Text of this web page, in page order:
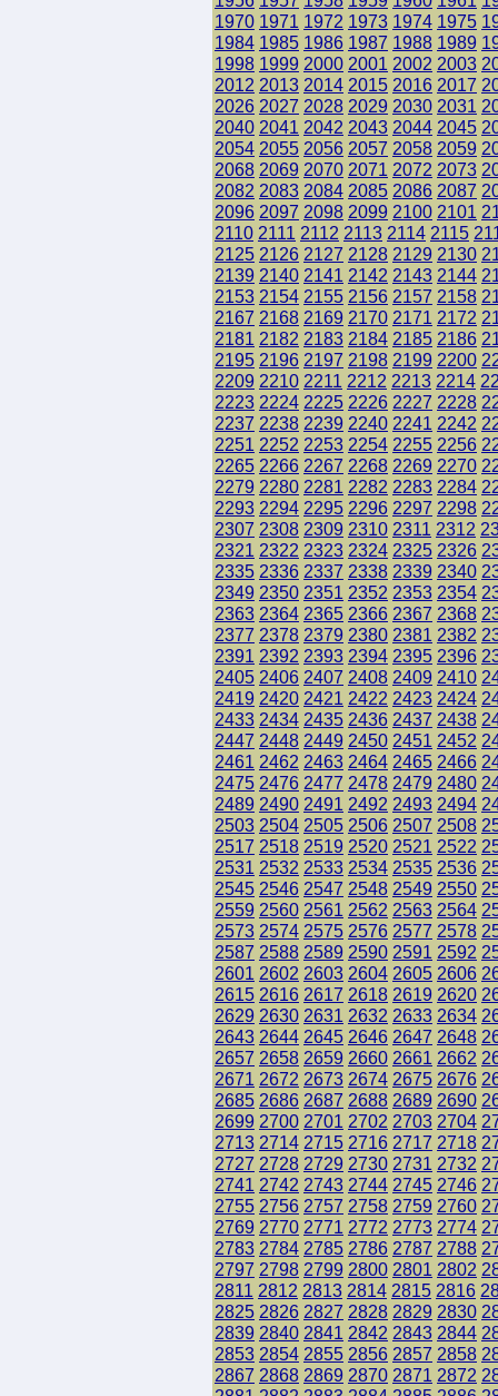
1970 1971 1972 1973 1974 1975
1984 1985 1986 1987 1988 1989
1998 1999 2000 2001 2002 2003
2012 2013 2014 2015 2016 2017
2026 2027 2028 2029 2030 2031
2040 2041 2042 2043 2044 2045
2054 2055 2056 2057 2058 2059
2068 2069 2070 2071 2072 2073
2082 2083 2084 2085 2086 2087
2096 2097 2098 2099 2100 2101
2110 2111 2112 2113 2114 2115
2125 2126 2127 2128 2129 2130
2139 2140 2141 2142 2143 2144
2153 2154 2155 2156 2157 2158
2167 2168 2169 2170 2171 2172
2181 2182 2183 2184 2185 2186
2195 2196 2197 2198 2199 2200
2209 2210 2211 2212 2213 2214
2223 2224 2225 2226 2227 2228
2237 2238 2239 2240 2241 2242
2251 2252 2253 2254 2255 2256
2265 2266 2267 2268 2269 2270
2279 2280 2281 2282 2283 2284
2293 2294 2295 2296 2297 2298
2307 2308 2309 2310 2311 2312
2321 2322 2323 2324 2325 2326
2335 2336 2337 2338 2339 2340
2349 2350 2351 2352 2353 2354
2363 2364 2365 2366 2367 2368
2377 2378 2379 2380 2381 2382
2391 2392 2393 2394 2395 2396
2405 2406 2407 2408 2409 2410
2419 2420 2421 2422 2423 2424
2433 2434 2435 2436 2437 2438
2447 2448 2449 2450 2451 2452
2461 2462 2463 2464 2465 2466
2475 2476 2477 2478 2479 2480
2489 2490 2491 2492 2493 2494
2503 2504 2505 2506 2507 2508
2517 2518 2519 2520 2521 2522
2531 2532 2533 2534 2535 2536
2545 2546 2547 2548 2549 2550
2559 2560 2561 2562 2563 2564
2573 2574 2575 2576 2577 2578
2587 2588 2589 2590 2591 2592
2601 2602 2603 2604 2605 2606
2615 2616 2617 2618 2619 2620
2629 2630 2631 2632 2633 2634
2643 2644 2645 2646 2647 2648
2657 2658 2659 2660 2661 2662
2671 2672 2673 2674 2675 2676
2685 2686 2687 2688 2689 2690
2699 2700 2701 2702 2703 2704
2713 2714 2715 2716 2717 2718
2727 2728 2729 2730 2731 2732
2741 2742 2743 2744 2745 2746
2755 2756 2757 2758 2759 2760
2769 2770 2771 2772 2773 2774
2783 2784 2785 2786 2787 2788
2797 2798 2799 2800 2801 2802
2811 2812 2813 2814 2815 2816
2825 2826 2827 2828 2829 2830
2839 2840 2841 2842 2843 2844
2853 2854 2855 2856 2857 2858
2867 2868 2869 2870 2871 2872